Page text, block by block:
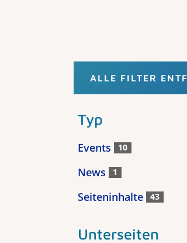
ALLE FILTER
Typ
Events 10
News 1
Seiteninhalte 43
Unterseiten